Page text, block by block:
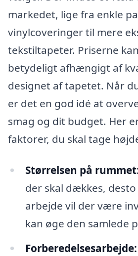
markedet, lige fra enkle
vinylcoveringer til mere
tekstiltapeter. Priserne
betydeligt afhængigt af
designet af tapetet. Når
er det en god idé at
smag og dit budget. Her
faktorer, du skal tage
Størrelsen på
der skal dækkes,
arbejde vil der være
kan øge den samlede
Forberedelsesarbejde: